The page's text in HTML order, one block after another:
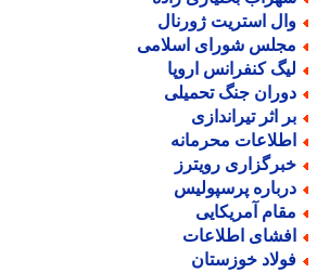
استریت ژورنال
شورای اسلامی
کنفرانس اروپا
جنگ تحمیلی
اثر تیراندازی
محرمانه
رویترز
پرسپولیس
آمریکایی
اطلاعات
خوزستان